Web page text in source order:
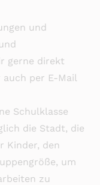
und
gerne direkt
per E-Mail
Schulklasse
die Stadt, die
Kinder, den
um
zu